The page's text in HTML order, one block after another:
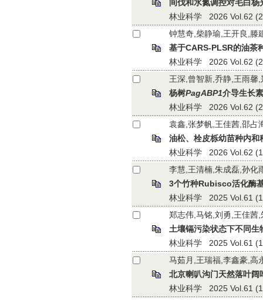
间伐和水氮调控对毛白
林业科学 2026 Vol.62
钟慧奇,柴静瑜,王开良,滕
基于CARS-PLSR的油茶
林业科学 2026 Vol.62
王深,曾智新,乔静,王雨馨
杨树PagABP1介导生长
林业科学 2026 Vol.62
袁鑫,张梦帆,王佳茜,邵占
油松、栓皮栎幼苗种内
林业科学 2026 Vol.62
李慧,王清楠,朱成磊,孙化
3个竹种Rubisco活化酶
林业科学 2025 Vol.61
郑志伟,马铭,刘勇,王佳茜
土壤镉污染状态下不同
林业科学 2025 Vol.61
马茹月,王瑞福,李鑫豪,高
北京喇叭沟门天然落叶
林业科学 2025 Vol.61